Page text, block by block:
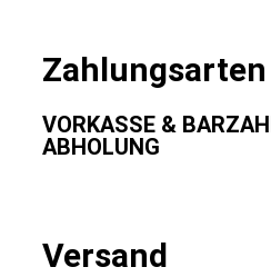
Zahlungsarten
VORKASSE &
ABHOLUNG
Versand